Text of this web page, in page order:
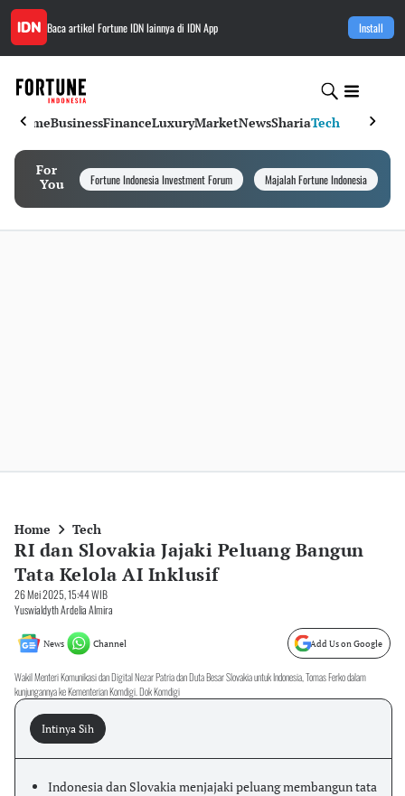
Baca artikel Fortune IDNlainnya di IDN App Install
HomeBusinessFinanceLuxuryMarketNewsShariaTech
For
You
Fortune Indonesia Investment Forum Majalah Fortune Indonesia
Home Tech
RI dan Slovakia Jajaki Peluang Bangun
Tata Kelola AI Inklusif
26 Mei 2025, 15:44 WIB
Yuswialdyth Ardelia Almira
News Channel Add Us on Google
Wakil Menteri Komunikasi dan Digital Nezar Patria dan Duta Besar Slovakia untuk Indonesia, Tomas Ferko dalam
kunjungannya ke Kementerian Komdigi. Dok Komdigi
Intinya Sih
Indonesia dan Slovakia menjajaki peluang membangun tata